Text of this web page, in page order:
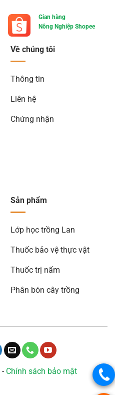
Gian hàng
Nông Nghiệp Shopee
Về chúng tôi
Thông tin
Liên hệ
Chứng nhận
Sản phẩm
Lớp học trồng Lan
Thuốc bảo vệ thực vật
Thuốc trị nấm
Phân bón cây trồng
- Chính sách bảo mật